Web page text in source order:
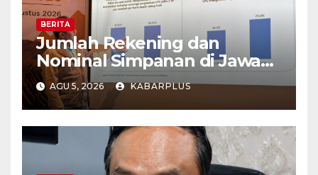
BERITA
Jumlah Rekening dan
Nominal Simpanan di Jawa
Timur Meningkat 1,17% Year
on Year.
AGU 5, 2026 KABARPLUS